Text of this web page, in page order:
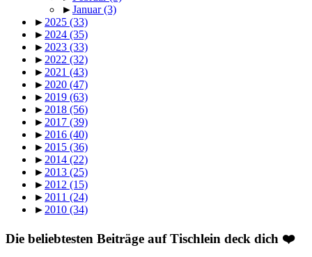
►Januar(3)
► 2025 (33)
► 2024 (35)
► 2023 (33)
► 2022 (32)
► 2021 (43)
► 2020 (47)
► 2019 (63)
► 2018 (56)
► 2017 (39)
► 2016 (40)
► 2015 (36)
► 2014 (22)
► 2013 (25)
► 2012 (15)
► 2011 (24)
► 2010 (34)
Die beliebtesten Beiträge auf Tischlein deck dich ❤️